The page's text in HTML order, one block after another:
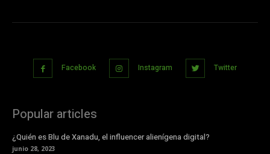
Facebook Instagram Twitter
Popular articles
¿Quién es Blu de Xanadu, el influencer alienígena digital?
junio 28, 2023